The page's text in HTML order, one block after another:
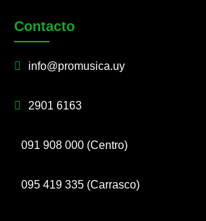
Contacto
info@promusica.uy
2901 6163
091 908 000 (Centro)
095 419 335 (Carrasco)